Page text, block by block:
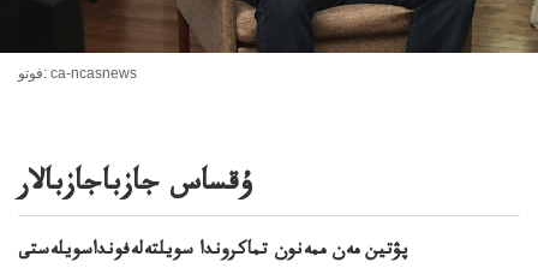
فوتو: ca-ncasnews
ۇقساس جازباجازبالار
پۋتين مەن ممەنون تماكروندا سويلتەلەفونداسويلەستى